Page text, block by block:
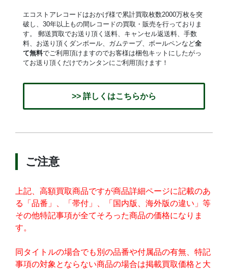
エコストアレコードはおかげ様で累計買取枚数2000万枚を突
破し、30年以上もの間レコードの買取・販売を行っておりま
す。 郵送買取でお送り頂く送料、キャンセル返送料、手数
料、お送り頂くダンボール、ガムテープ、ボールペンなど全
て無料でご利用頂けますのでお客様は梱包キットにしたがっ
てお送り頂くだけでカンタンにご利用頂けます！
>> 詳しくはこちらから
ご注意
上記、高額買取商品ですが商品詳細ページに記載のあ
る「品番」、「帯付」、「国内版、海外版の違い」等
その他特記事項が全てそろった商品の価格になりま
す。
同タイトルの場合でも別の品番や付属品の有無、特記
事項の対象とならない商品の場合は掲載買取価格と大